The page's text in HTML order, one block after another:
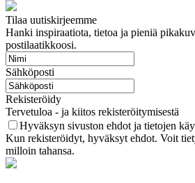
Tilaa uutiskirjeemme
Hanki inspiraatiota, tietoa ja pieniä
postilaatikkoosi.
Sähköposti
Rekisteröidy
Tervetuloa - ja kiitos rekisteröitymisestä
Hyväksyn sivuston ehdot ja tietojen
Kun rekisteröidyt, hyväksyt ehdot. Voit
milloin tahansa.